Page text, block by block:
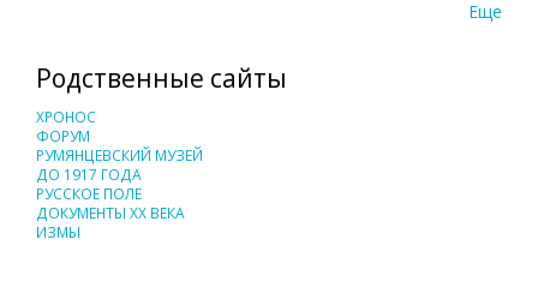
Еще
Родственные сайты
ХРОНОС
ФОРУМ
РУМЯНЦЕВСКИЙ МУЗЕЙ
ДО 1917 ГОДА
РУССКОЕ ПОЛЕ
ДОКУМЕНТЫ XX ВЕКА
ИЗМЫ